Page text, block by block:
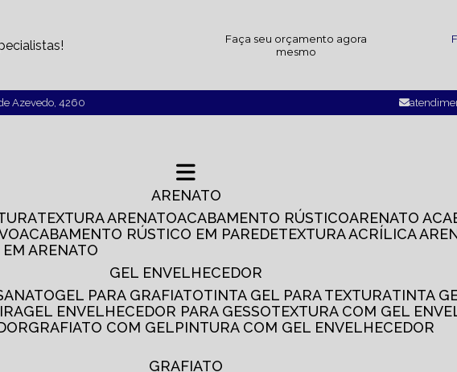
Faça seu orçamento agora
mesmo
Azevedo, 4260
ARENATO
TEXTURA ARENATO ACABAMENTO RÚSTICO
ARENATO
ACABAMENTO RÚSTICO EM PAREDE TEXTURA ACRÍLICA
EM ARENATO
GEL ENVELHECEDOR
GEL PARA GRAFIATO TINTA GEL PARA TEXTURA
TINTA
GEL ENVELHECEDOR PARA GESSO
TEXTURA COM GEL
GRAFIATO COM GEL
PINTURA COM GEL ENVELHECEDOR
GRAFIATO